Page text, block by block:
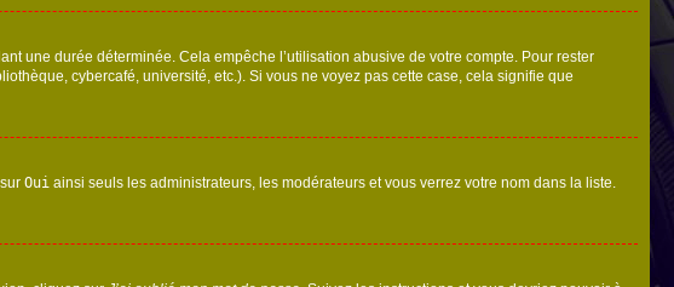
une durée déterminée. Cela empêche l’utilisation abusive de votre compte. Pour rester
cybercafé, université, etc.). Si vous ne voyez pas cette case, cela signifie que
Oui ainsi seuls les administrateurs, les modérateurs et vous verrez votre nom dans la liste.